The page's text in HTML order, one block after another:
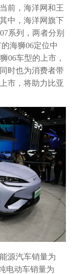
前，海洋网和王
中，海洋网旗下
系列，两者分别
海狮06定位中
06车型的上市，
时也为消费者带
市，将助力比亚
源汽车销量为
电动车销量为